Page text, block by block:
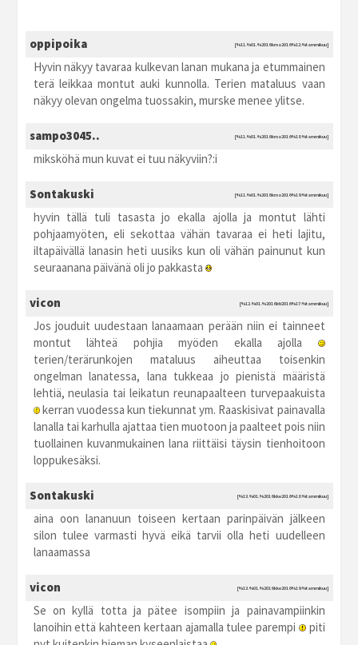
oppipoika [%11.%01.%2016 kma2016 %12:%tammikuu]
Hyvin näkyy tavaraa kulkevan lanan mukana ja etummainen
terä leikkaa montut auki kunnolla. Terien mataluus vaan
näkyy olevan ongelma tuossakin, murske menee ylitse.
sampo3045.. [%11.%01.%2016 kma2016 %18:%tammikuu]
miksköhä mun kuvat ei tuu näkyviin?:i
Sontakuski [%11.%01.%2016 kma2016 %19:%tammikuu]
hyvin tällä tuli tasasta jo ekalla ajolla ja montut lähti
pohjaamyöten, eli sekottaa vähän tavaraa ei heti lajitu,
iltapäivällä lanasin heti uusiks kun oli vähän painunut kun
seuraanana päivänä oli jo pakkasta
vicon [%12.%01.%2016 kti2016 %17:%tammikuu]
Jos jouduit uudestaan lanaamaan perään niin ei tainneet
montut lähteä pohjia myöden ekalla ajolla
terien/terärunkojen mataluus aiheuttaa toisenkin
ongelman lanatessa, lana tukkeaa jo pienistä määristä
lehtiä, neulasia tai leikatun reunapaalteen turvepaakuista
kerran vuodessa kun tiekunnat ym. Raaskisivat painavalla
lanalla tai karhulla ajattaa tien muotoon ja paalteet pois niin
tuollainen kuvanmukainen lana riittäisi täysin tienhoitoon
loppukesäksi.
Sontakuski [%13.%01.%2016 kke2016 %18:%tammikuu]
aina oon lananuun toiseen kertaan parinpäivän jälkeen
silon tulee varmasti hyvä eikä tarvii olla heti uudelleen
lanaamassa
vicon [%13.%01.%2016 kke2016 %19:%tammikuu]
Se on kyllä totta ja pätee isompiin ja painavampiinkin
lanoihin että kahteen kertaan ajamalla tulee parempi
piti